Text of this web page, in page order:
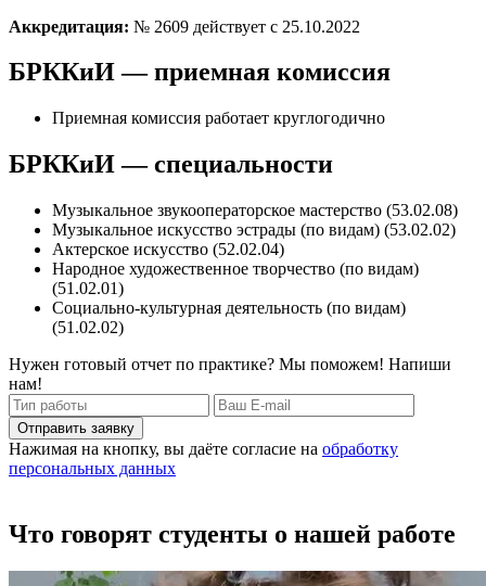
Аккредитация: № 2609 действует с 25.10.2022
БРККиИ — приемная комиссия
Приемная комиссия работает круглогодично
БРККиИ — специальности
Музыкальное звукооператорское мастерство (53.02.08)
Музыкальное искусство эстрады (по видам) (53.02.02)
Актерское искусство (52.02.04)
Народное художественное творчество (по видам)
(51.02.01)
Социально-культурная деятельность (по видам)
(51.02.02)
Нужен готовый отчет по практике? Мы поможем! Напиши
нам!
Отправить заявку
Нажимая на кнопку, вы даёте согласие на обработку
персональных данных
Что говорят студенты о нашей работе